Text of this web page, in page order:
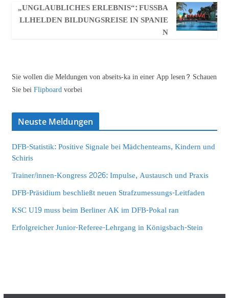
„UNGLAUBLICHES ERLEBNIS“: FUSSBAL
LHELDEN BILDUNGSREISE IN SPANIEN
Sie wollen die Meldungen von abseits-ka in einer App lesen? Schauen
Sie beiFlipboardvorbei
Neuste Meldungen
DFB-Statistik: Positive Signale bei Mädchenteams, Kindern und
Schiris
Trainer/innen-Kongress 2026: Impulse, Austausch und Praxis
DFB-Präsidium beschließt neuen Strafzumessungs-Leitfaden
KSC U19 muss beim Berliner AK im DFB-Pokal ran
Erfolgreicher Junior-Referee-Lehrgang in Königsbach-Stein